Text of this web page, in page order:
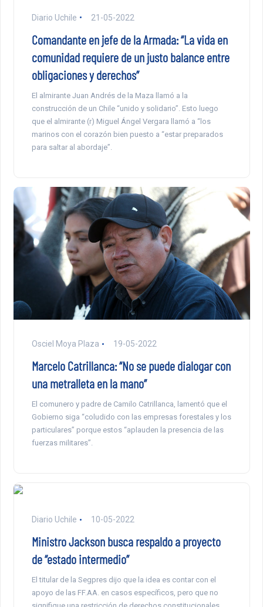
Diario Uchile 21-05-2022
Comandante en jefe de la Armada: “La vida en
comunidad requiere de un justo balance entre
obligaciones y derechos”
El almirante Juan Andrés de la Maza llamó a la
construcción de un Chile “unido y solidario”. Esto luego
que el almirante (r) Miguel Ángel Vergara llamó a “los
marinos con el corazón bien puesto a “estar preparados
para saltar al abordaje”.
Osciel Moya Plaza 19-05-2022
Marcelo Catrillanca: “No se puede dialogar con
una metralleta en la mano”
El comunero y padre de Camilo Catrillanca, lamentó que el
Gobierno siga “coludido con las empresas forestales y los
particulares” porque estos “aplauden la presencia de las
fuerzas militares”.
Diario Uchile 10-05-2022
Ministro Jackson busca respaldo a proyecto
de “estado intermedio”
El titular de la Segpres dijo que la idea es contar con el
apoyo de las FF.AA. en casos específicos, pero que no